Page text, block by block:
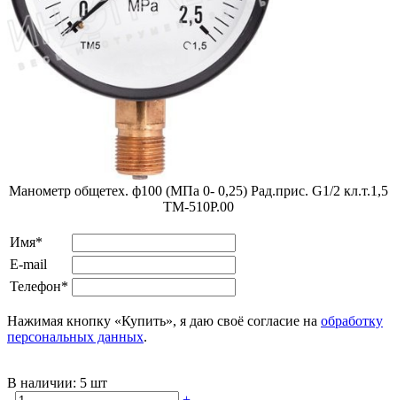
Манометр общетех. ф100 (МПа 0- 0,25) Рад.прис. G1/2 кл.т.1,5
ТМ-510Р.00
Имя*
E-mail
Телефон*
Нажимая кнопку «Купить», я даю своё согласие на обработку
персональных данных.
В наличии: 5 шт